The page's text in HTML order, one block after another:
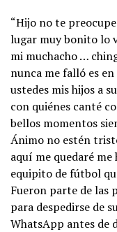
“Hijo no te
lugar muy bonito lo
mi muchacho …
nunca me falló es
ustedes mis hijos a
con quiénes canté
bellos momentos
Ánimo no estén
aquí me quedaré
equipito de fútbol
Fueron parte de las
para despedirse de
WhatsApp antes de